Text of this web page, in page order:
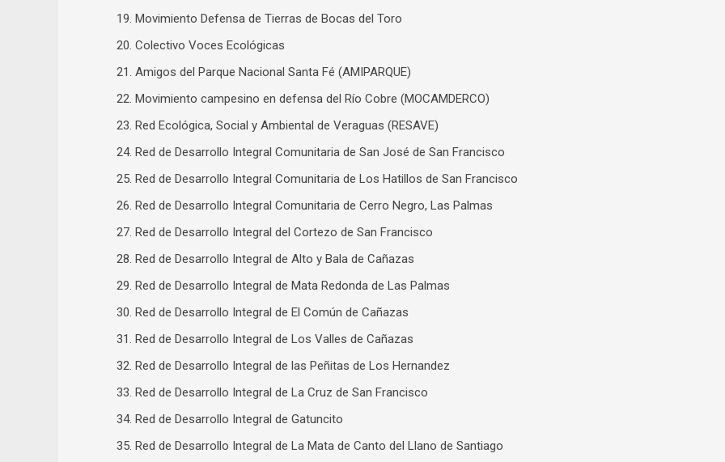
19. Movimiento Defensa de Tierras de Bocas del Toro
20. Colectivo Voces Ecológicas
21. Amigos del Parque Nacional Santa Fé (AMIPARQUE)
22. Movimiento campesino en defensa del Río Cobre (MOCAMDERCO)
23. Red Ecológica, Social y Ambiental de Veraguas (RESAVE)
24. Red de Desarrollo Integral Comunitaria de San José de San Francisco
25. Red de Desarrollo Integral Comunitaria de Los Hatillos de San Francisco
26. Red de Desarrollo Integral Comunitaria de Cerro Negro, Las Palmas
27. Red de Desarrollo Integral del Cortezo de San Francisco
28. Red de Desarrollo Integral de Alto y Bala de Cañazas
29. Red de Desarrollo Integral de Mata Redonda de Las Palmas
30. Red de Desarrollo Integral de El Común de Cañazas
31. Red de Desarrollo Integral de Los Valles de Cañazas
32. Red de Desarrollo Integral de las Peñitas de Los Hernandez
33. Red de Desarrollo Integral de La Cruz de San Francisco
34. Red de Desarrollo Integral de Gatuncito
35. Red de Desarrollo Integral de La Mata de Canto del Llano de Santiago